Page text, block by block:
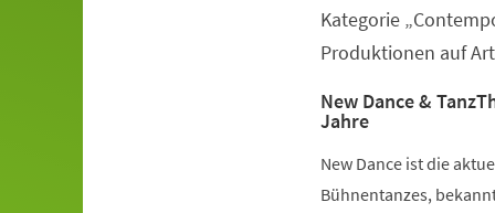
Kategorie
Produktionen auf
New Dance &
Jahre
New Dance ist die
Bühnentanzes,